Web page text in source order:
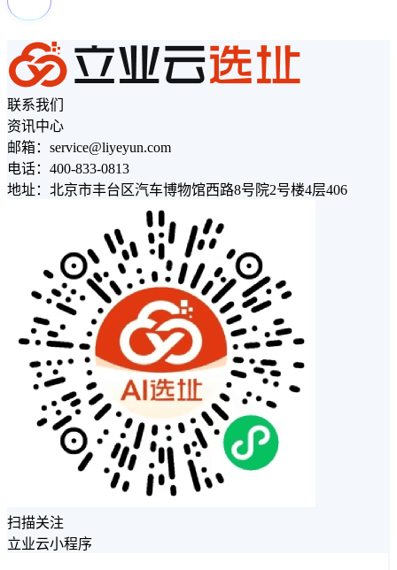
联系我们
资讯中心
邮箱：service@liyeyun.com
电话：400-833-0813
地址：北京市丰台区汽车博物馆西路8号院2号楼4层406
扫描关注
立业云小程序